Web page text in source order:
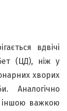
вдвічі
(ЦД), ніж у
хворих
Аналогічно
іншою важкою